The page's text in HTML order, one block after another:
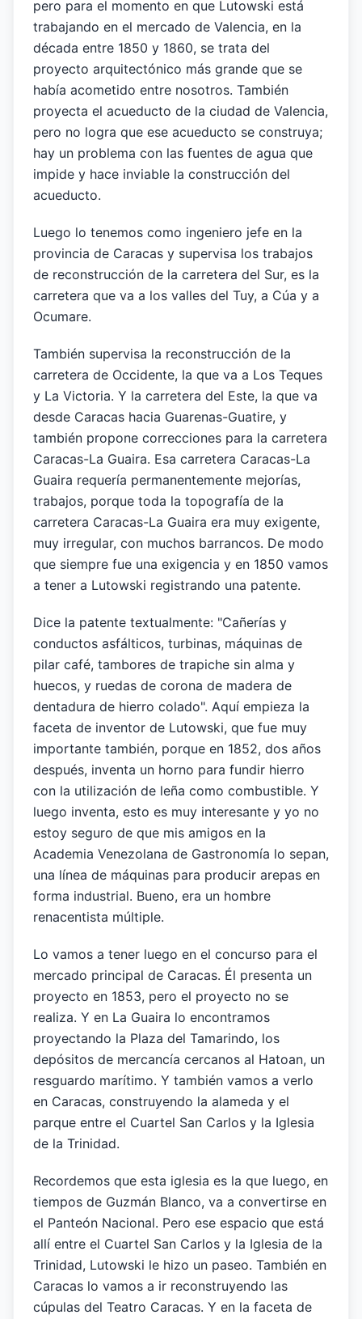
pero para el momento en que Lutowski está
trabajando en el mercado de Valencia, en la
década entre 1850 y 1860, se trata del
proyecto arquitectónico más grande que se
había acometido entre nosotros. También
proyecta el acueducto de la ciudad de Valencia,
pero no logra que ese acueducto se construya;
hay un problema con las fuentes de agua que
impide y hace inviable la construcción del
acueducto.
Luego lo tenemos como ingeniero jefe en la
provincia de Caracas y supervisa los trabajos
de reconstrucción de la carretera del Sur, es la
carretera que va a los valles del Tuy, a Cúa y a
Ocumare.
También supervisa la reconstrucción de la
carretera de Occidente, la que va a Los Teques
y La Victoria. Y la carretera del Este, la que va
desde Caracas hacia Guarenas-Guatire, y
también propone correcciones para la carretera
Caracas-La Guaira. Esa carretera Caracas-La
Guaira requería permanentemente mejorías,
trabajos, porque toda la topografía de la
carretera Caracas-La Guaira era muy exigente,
muy irregular, con muchos barrancos. De modo
que siempre fue una exigencia y en 1850 vamos
a tener a Lutowski registrando una patente.
Dice la patente textualmente: "Cañerías y
conductos asfálticos, turbinas, máquinas de
pilar café, tambores de trapiche sin alma y
huecos, y ruedas de corona de madera de
dentadura de hierro colado". Aquí empieza la
faceta de inventor de Lutowski, que fue muy
importante también, porque en 1852, dos años
después, inventa un horno para fundir hierro
con la utilización de leña como combustible. Y
luego inventa, esto es muy interesante y yo no
estoy seguro de que mis amigos en la
Academia Venezolana de Gastronomía lo sepan,
una línea de máquinas para producir arepas en
forma industrial. Bueno, era un hombre
renacentista múltiple.
Lo vamos a tener luego en el concurso para el
mercado principal de Caracas. Él presenta un
proyecto en 1853, pero el proyecto no se
realiza. Y en La Guaira lo encontramos
proyectando la Plaza del Tamarindo, los
depósitos de mercancía cercanos al Hatoan, un
resguardo marítimo. Y también vamos a verlo
en Caracas, construyendo la alameda y el
parque entre el Cuartel San Carlos y la Iglesia
de la Trinidad.
Recordemos que esta iglesia es la que luego, en
tiempos de Guzmán Blanco, va a convertirse en
el Panteón Nacional. Pero ese espacio que está
allí entre el Cuartel San Carlos y la Iglesia de la
Trinidad, Lutowski le hizo un paseo. También en
Caracas lo vamos a ir reconstruyendo las
cúpulas del Teatro Caracas. Y en la faceta de